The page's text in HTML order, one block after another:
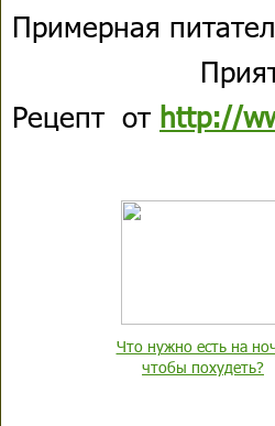
Примерная
Рецепт от http://
Что нужно есть на
чтобы похудеть?